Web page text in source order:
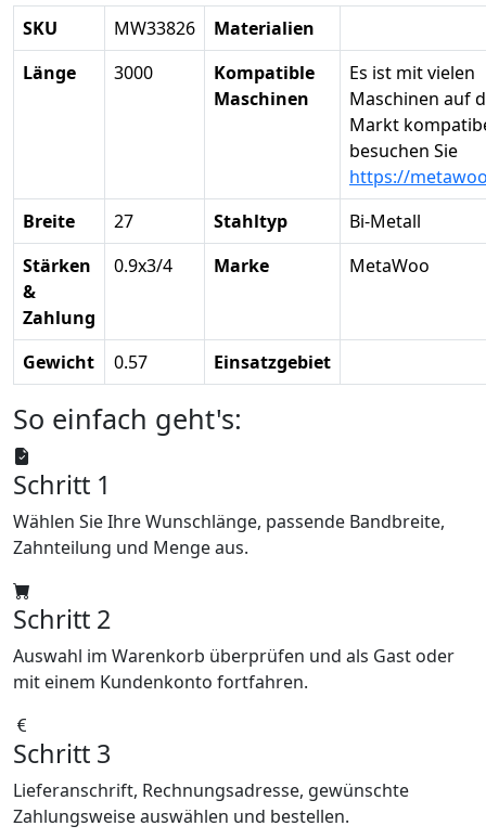
SKU MW33826
Materialien
Länge
3000
Kompatible
Maschinen
Es ist mit vielen
Maschinen auf
Markt
besuchen Sie
https://
Breite
27 Stahltyp
Bi-Metall
Stärken
&
Zahlung
0.9x3/4 Marke MetaWoo
Gewicht 0.57 Einsatzgebiet
So einfach geht's:
Schritt 1
Wählen Sie Ihre Wunschlänge, passende Bandbreite,
Zahnteilung und Menge aus.
Schritt 2
Auswahl im Warenkorb überprüfen und als Gast oder
mit einem Kundenkonto fortfahren.
Schritt 3
Lieferanschrift, Rechnungsadresse, gewünschte
Zahlungsweise auswählen und bestellen.